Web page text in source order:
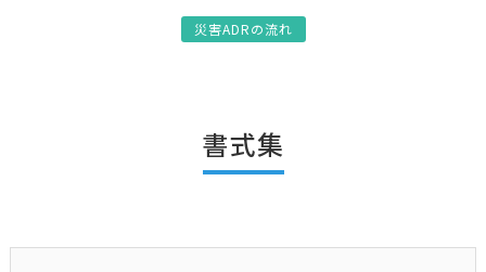
災害ADRの流れ
書式集